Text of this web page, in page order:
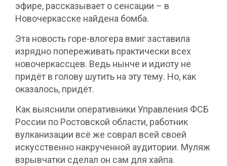
эфире, рассказывает о сенсации – в
Новочеркасске найдена бомба.
Эта новость горе-влогера вмиг заставила
изрядно попереживать практически всех
новочеркассцев. Ведь нынче и идиоту не
придёт в голову шутить на эту тему. Но, как
оказалось, придёт.
Как выяснили оперативники Управления ФСБ
России по Ростовской области, работник
вулканизации всё же соврал всей своей
искусственно накрученной аудитории. Муляж
взрывчатки сделал он сам для хайпа.